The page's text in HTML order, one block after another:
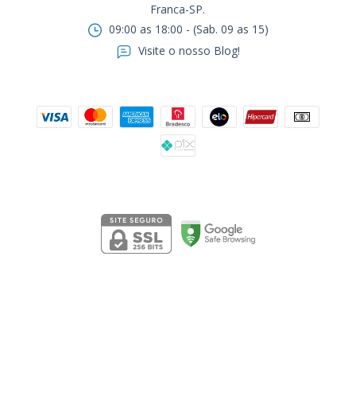
Franca-SP.ㅤㅤㅤㅤㅤㅤㅤㅤㅤㅤㅤ
09:00 as 18:00 - (Sab. 09 as 15)
Visite o nosso Blog!